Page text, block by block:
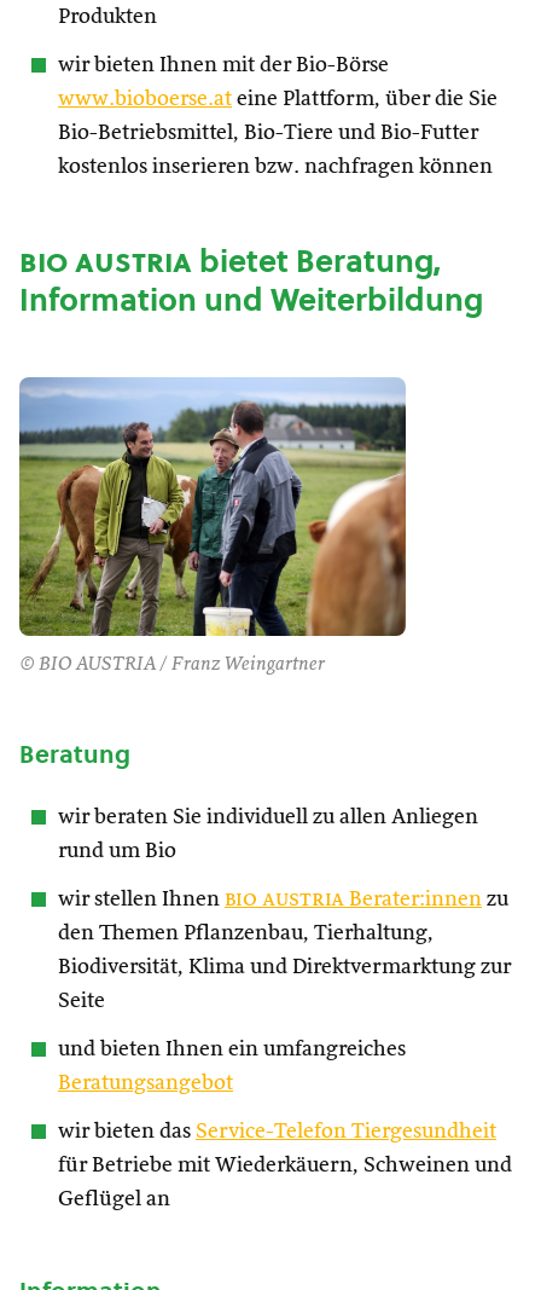
Produkten
wir bieten Ihnen mit der Bio-Börse
www.bioboerse.at eine Plattform, über die Sie
Bio-Betriebsmittel, Bio-Tiere und Bio-Futter
kostenlos inserieren bzw. nachfragen können
bio austriabietet Beratung,
Information und Weiterbildung
© BIO AUSTRIA / Franz Weingartner
Beratung
wir beraten Sie individuell zu allen Anliegen
rund um Bio
wir stellen Ihnen bio austria Berater:innen zu
den Themen Pflanzenbau, Tierhaltung,
Biodiversität, Klima und Direktvermarktung zur
Seite
und bieten Ihnen ein umfangreiches
Beratungsangebot
wir bieten das Service-Telefon Tiergesundheit
für Betriebe mit Wiederkäuern, Schweinen und
Geflügel an